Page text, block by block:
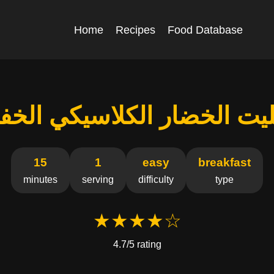
Home Recipes Food Database
الخضار الكلاسيكي
15
minutes
1
serving
easy
difficulty
breakfast
type
★★★★☆
4.7/5 rating